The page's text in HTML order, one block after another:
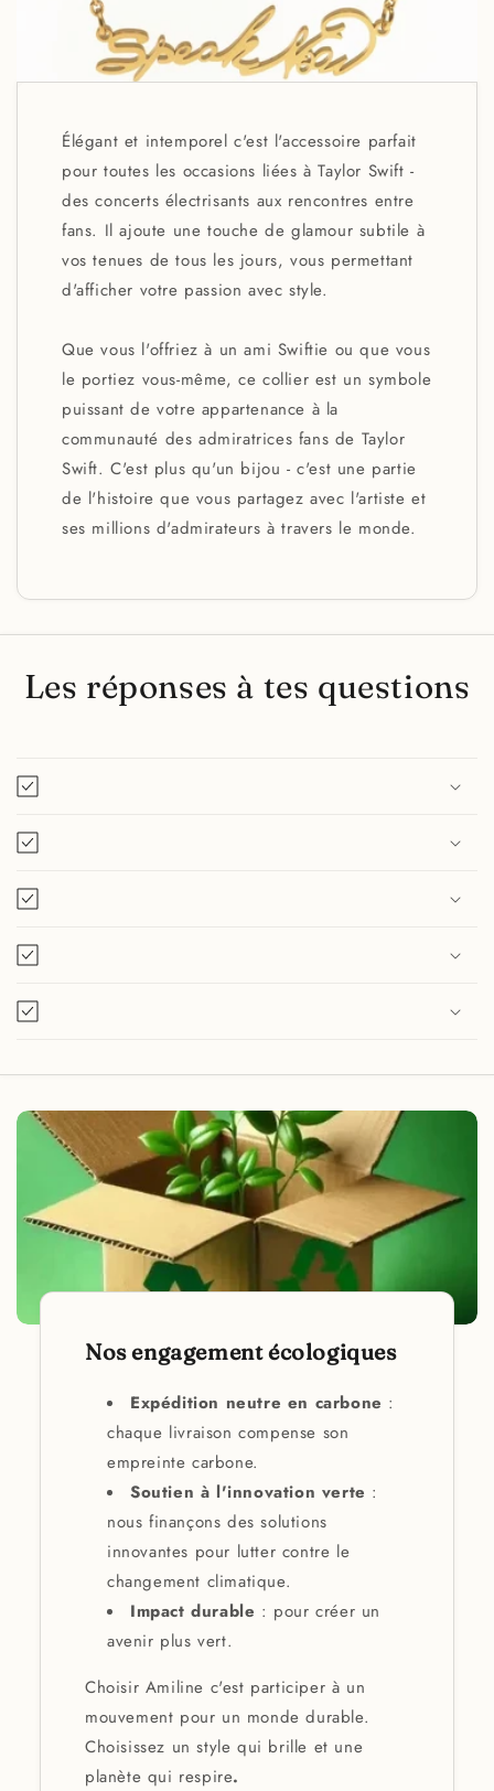
Élégant et intemporel c'est l'accessoire parfait
pour toutes les occasions liées à Taylor Swift -
des concerts électrisants aux rencontres entre
fans. Il ajoute une touche de glamour subtile à
vos tenues de tous les jours, vous permettant
d'afficher votre passion avec style.
Que vous l'offriez à un ami Swiftie ou que vous
le portiez vous-même, ce collier est un symbole
puissant de votre appartenance à la
communauté des admiratrices fans de Taylor
Swift. C'est plus qu'un bijou - c'est une partie
de l'histoire que vous partagez avec l'artiste et
ses millions d'admirateurs à travers le monde.
Les réponses à tes questions
Nos engagement écologiques
Expédition neutre en carbone :
chaque livraison compense son
empreinte carbone.
Soutien à l'innovation verte :
nous finançons des solutions
innovantes pour lutter contre le
changement climatique.
Impact durable : pour créer un
avenir plus vert.
Choisir Amiline c'est participer à un
mouvement pour un monde durable.
Choisissez un style qui brille et une
planète qui respire.